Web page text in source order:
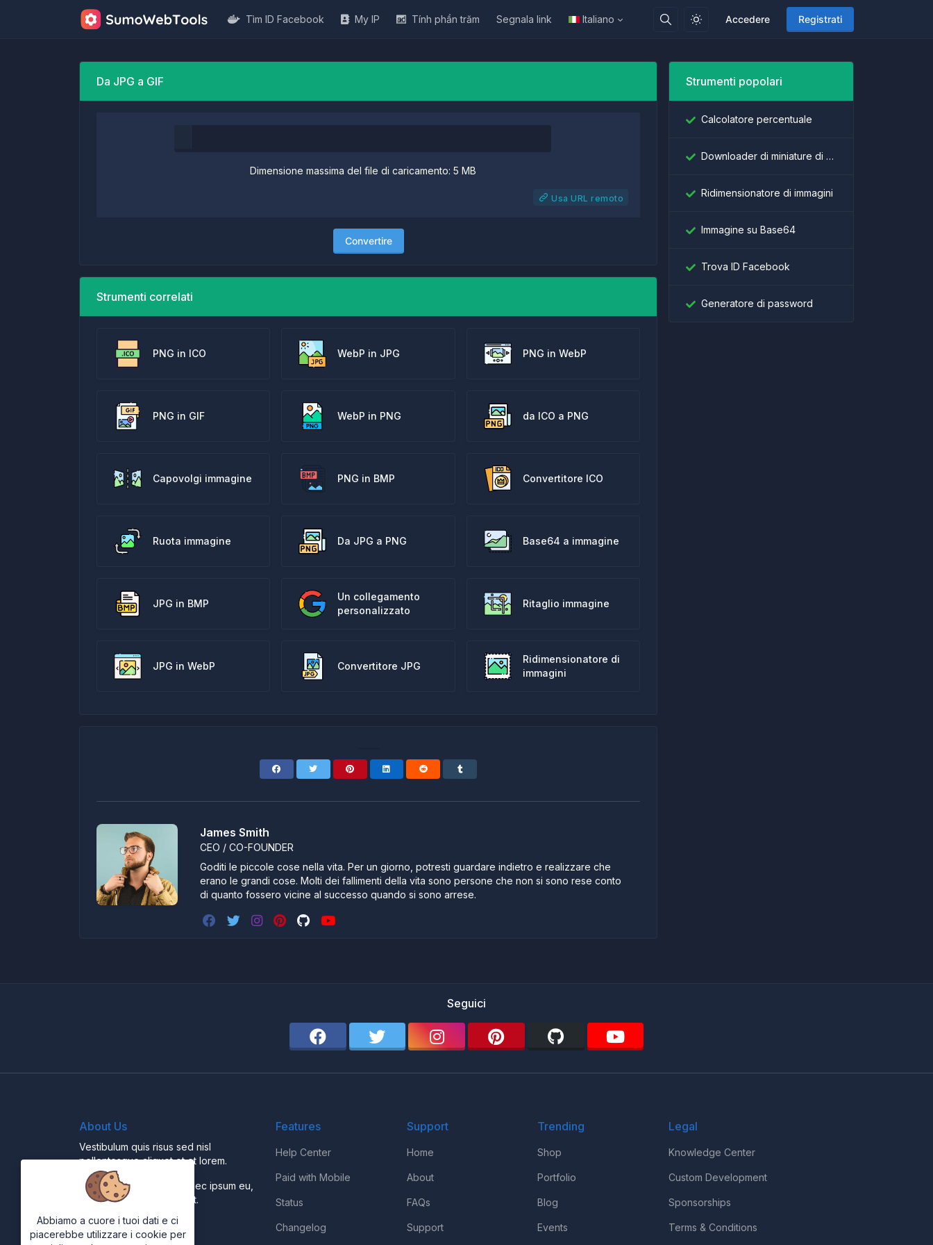
Accedere Registrati
Tìm ID Facebook My IP Tính phần trăm Segnala link Italiano
Da JPG a GIF
Dimensione massima del file di caricamento: 5 MB
Usa URL remoto
Convertire
Strumenti correlati
PNG in ICO WebP in JPG PNG in WebP
PNG in GIF WebP in PNG da ICO a PNG
Capovolgi immagine PNG in BMP Convertitore ICO
Ruota immagine Da JPG a PNG Base64 a immagine
JPG in BMP
Un collegamento
personalizzato
Ritaglio immagine
JPG in WebP Convertitore JPG
Ridimensionatore di
immagini
James Smith
CEO / CO-FOUNDER
Goditi le piccole cose nella vita. Per un giorno, potresti guardare indietro e realizzare che
erano le grandi cose. Molti dei fallimenti della vita sono persone che non si sono rese conto
di quanto fossero vicine al successo quando si sono arrese.
Strumenti popolari
Calcolatore percentuale
Downloader di miniature di YouTube
Ridimensionatore di immagini
Immagine su Base64
Trova ID Facebook
Generatore di password
Seguici
About Us
Vestibulum quis risus sed nisl
pellentesque aliquet et et lorem.
Fusce nibh nisl, gravida nec ipsum eu,
feugiat condimentum velit.
Features
Help Center
Paid with Mobile
Status
Changelog
Support
Home
About
FAQs
Support
Trending
Shop
Portfolio
Blog
Events
Legal
Knowledge Center
Custom Development
Sponsorships
Terms & Conditions
Abbiamo a cuore i tuoi dati e ci
piacerebbe utilizzare i cookie per